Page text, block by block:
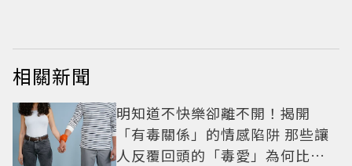
相關新聞
明知道不快樂卻離不開！揭開
「有毒關係」的情感陷阱 那些讓
人反覆回頭的「毒愛」為何比菸